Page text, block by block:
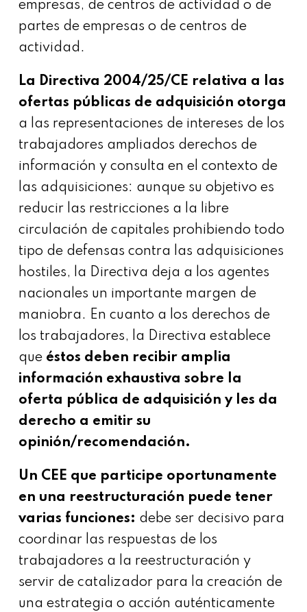
empresas, de centros de actividad o de
partes de empresas o de centros de
actividad.
La Directiva 2004/25/CE relativa a las
ofertas públicas de adquisición otorga
a las representaciones de intereses de los
trabajadores ampliados derechos de
información y consulta en el contexto de
las adquisiciones: aunque su objetivo es
reducir las restricciones a la libre
circulación de capitales prohibiendo todo
tipo de defensas contra las adquisiciones
hostiles, la Directiva deja a los agentes
nacionales un importante margen de
maniobra. En cuanto a los derechos de
los trabajadores, la Directiva establece
que éstos deben recibir amplia
información exhaustiva sobre la
oferta pública de adquisición y les da
derecho a emitir su
opinión/recomendación.
Un CEE que participe oportunamente
en una reestructuración puede tener
varias funciones: debe ser decisivo para
coordinar las respuestas de los
trabajadores a la reestructuración y
servir de catalizador para la creación de
una estrategia o acción auténticamente